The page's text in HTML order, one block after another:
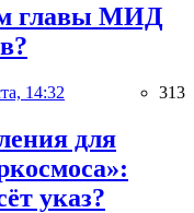
главы МИД
14:32 313
для
указ?